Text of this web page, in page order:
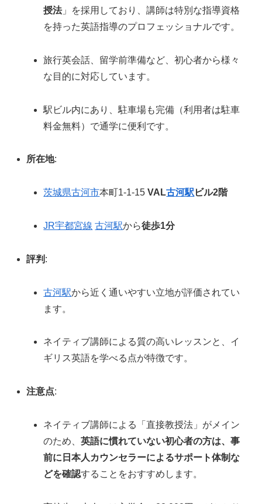
授法」を採用しており、講師は特別な指導資格
を持った英語指導のプロフェッショナルです。
旅行英会話、留学前準備など、初心者から様々
な目的に対応しています。
駅ビル内にあり、駐車場も完備（利用者は駐車
料金無料）で通学に便利です。
所在地:
茨城県古河市本町1-1-15VAL古河駅 ビル2階
JR宇都宮線 古河駅から徒歩1分
評判 :
古河駅から近く通いやすい立地が評価されてい
ます。
ネイティブ講師による質の高いレッスンと、イ
ギリス英語を学べる点が特徴です。
注意点:
ネイティブ講師による「直接教授法」がメイン
のため、英語に慣れていない初心者の方は、事
前に日本人カウンセラーによるサポート体制な
どを確認することをおすすめします。